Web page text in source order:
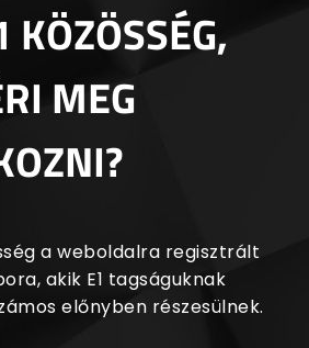
MEG
a weboldalra regisztrált
akik E1 tagságuknak
előnyben részesülnek.